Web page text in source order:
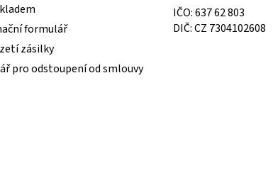
formulář
zásilky
pro odstoupení od smlouvy
IČO: 637 62 803
DIČ: CZ 7304102608